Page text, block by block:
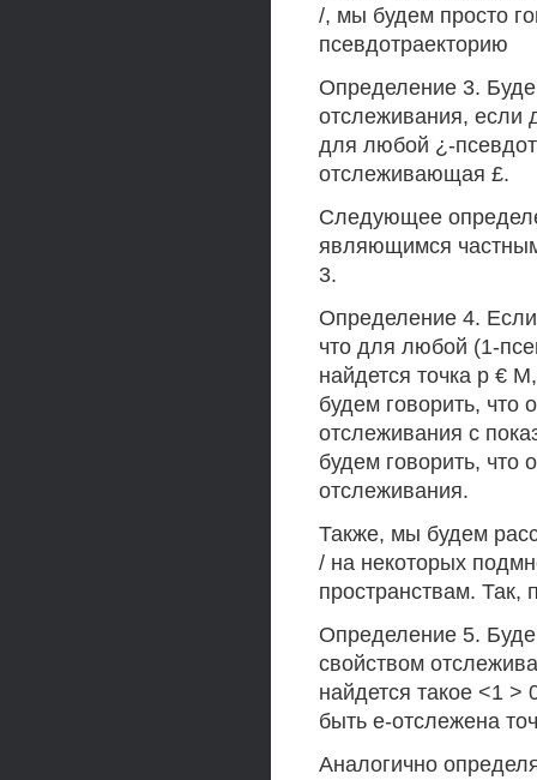
/, мы будем просто
псевдотраекторию
Определение 3.
отслеживания, если
для любой ¿-
отслеживающая £.
Следующее
являющимся
3.
Определение 4.
что для любой (1-
найдется точка р €
будем говорить, что
отслеживания с
будем говорить,
отслеживания.
Также, мы будем
/ на некоторых
пространствам.
Определение 5.
свойством
найдется такое <1
быть е-отслежена
Аналогично